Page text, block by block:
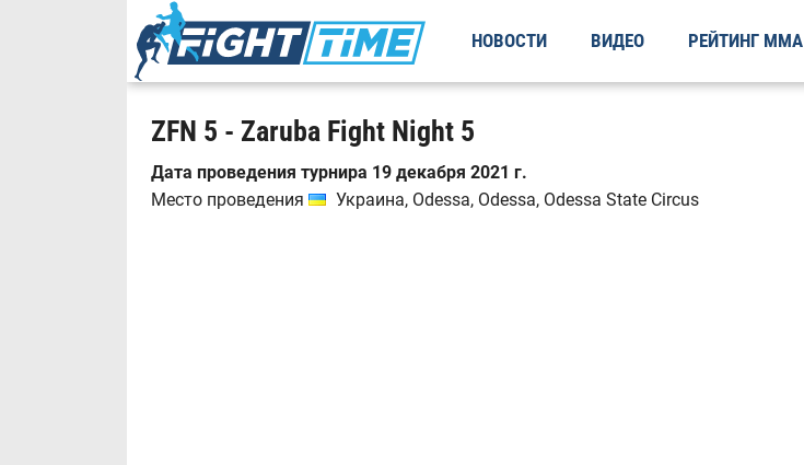
НОВОСТИ ВИДЕО РЕЙТИНГ ММА
ZFN 5 - Zaruba Fight Night 5
Дата проведения турнира 19 декабря 2021 г.
Место проведения
Украина, Odessa, Odessa, Odessa State Circus